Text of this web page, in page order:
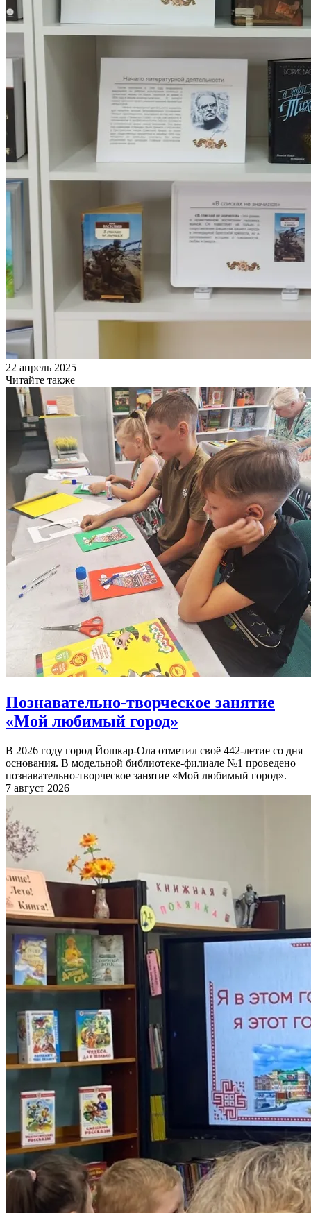
22 апрель 2025
Читайте также
Познавательно-творческое занятие
«Мой любимый город»
В 2026 году город Йошкар-Ола отметил своё 442-летие со дня
основания. В модельной библиотеке-филиале №1 проведено
познавательно-творческое занятие «Мой любимый город».
7 август 2026